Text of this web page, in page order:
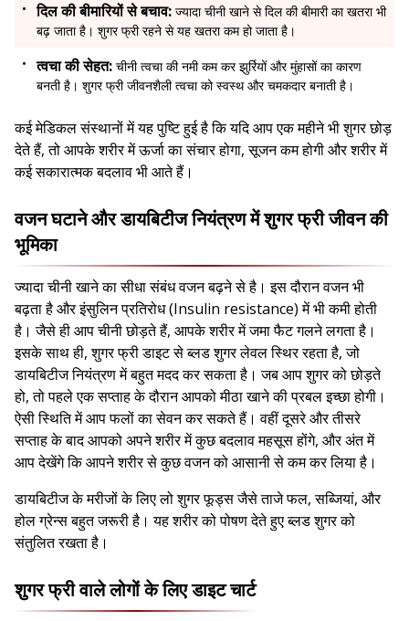
दिल की बीमारियों से बचाव: ज्यादा चीनी खाने से दिल की बीमारी का खतरा भी
बढ़ जाता है। शुगर फ्री रहने से यह खतरा कम हो जाता है।
त्वचा की सेहत: चीनी त्वचा की नमी कम कर झुर्रियों और मुंहासों का कारण
बनती है। शुगर फ्री जीवनशैली त्वचा को स्वस्थ और चमकदार बनाती है।
कई मेडिकल संस्थानों में यह पुष्टि हुई है कि यदि आप एक महीने भी शुगर छोड़
देते हैं, तो आपके शरीर में ऊर्जा का संचार होगा, सूजन कम होगी और शरीर में
कई सकारात्मक बदलाव भी आते हैं।
वजन घटाने और डायबिटीज नियंत्रण में शुगर फ्री जीवन की
भूमिका
ज्यादा चीनी खाने का सीधा संबंध वजन बढ़ने से है। इस दौरान वजन भी
बढ़ता है और इंसुलिन प्रतिरोध (Insulin resistance) में भी कमी होती
है। जैसे ही आप चीनी छोड़ते हैं, आपके शरीर में जमा फैट गलने लगता है।
इसके साथ ही, शुगर फ्री डाइट से ब्लड शुगर लेवल स्थिर रहता है, जो
डायबिटीज नियंत्रण में बहुत मदद कर सकता है। जब आप शुगर को छोड़ते
हो, तो पहले एक सप्ताह के दौरान आपको मीठा खाने की प्रबल इच्छा होगी।
ऐसी स्थिति में आप फलों का सेवन कर सकते हैं। वहीं दूसरे और तीसरे
सप्ताह के बाद आपको अपने शरीर में कुछ बदलाव महसूस होंगे, और अंत में
आप देखेंगे कि आपने शरीर से कुछ वजन को आसानी से कम कर लिया है।
डायबिटीज के मरीजों के लिए लो शुगर फूड्स जैसे ताजे फल, सब्जियां, और
होल ग्रेन्स बहुत जरूरी है। यह शरीर को पोषण देते हुए ब्लड शुगर को
संतुलित रखता है।
शुगर फ्री वाले लोगों के लिए डाइट चार्ट